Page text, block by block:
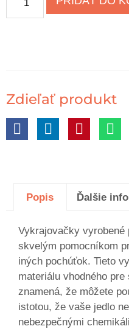
Zdieľať produkt
Popis Ďalšie
Vykrajovačky vyrobené
skvelým pomocníkom
iných pochúťok. Tieto
materiálu vhodného
znamená, že môžete
istotou, že vaše jedlo
nebezpečnými